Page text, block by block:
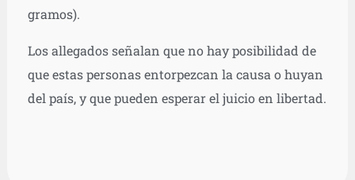
gramos).
Los allegados señalan que no hay posibilidad de
que estas personas entorpezcan la causa o huyan
del país, y que pueden esperar el juicio en libertad.